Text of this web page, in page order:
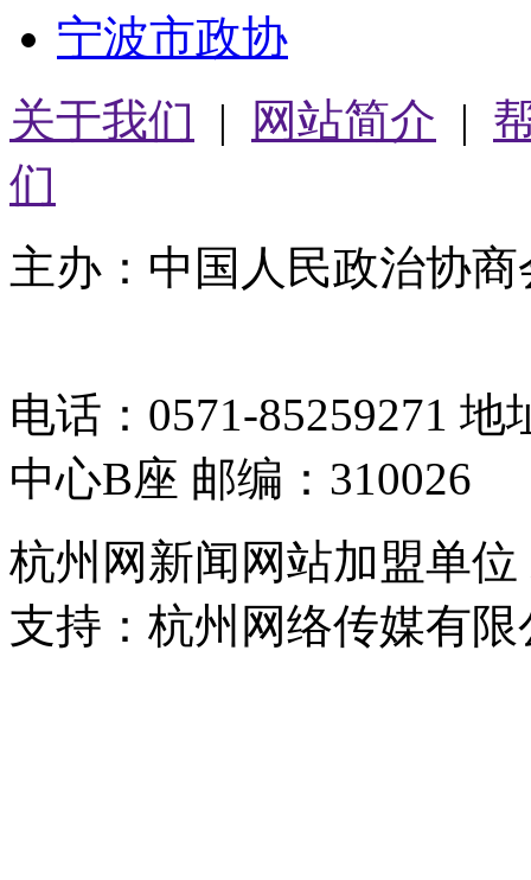
宁波市政协
关于我们 | 网站简介 |
们
主办：中国人民政治协
电话：0571-85259271
中心B座 邮编：310026
杭州网新闻网站加盟单
支持：杭州网络传媒有限